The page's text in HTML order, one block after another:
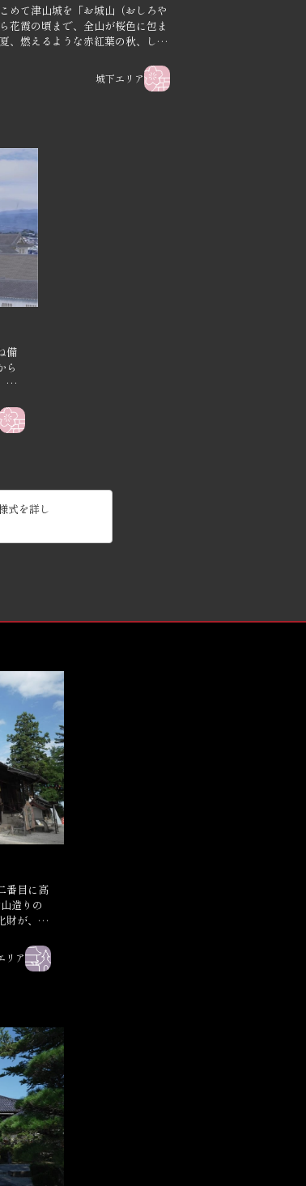
めて津山城を「お城山（おしろや
花霞の頃まで、全山が桜色に包ま
、燃えるような赤紅葉の秋、しん
ともに豊かな詩情を感じさせる。
城下エリア
備
ら
戦
式を詳し
番目に高
造りの
財が、神
リア